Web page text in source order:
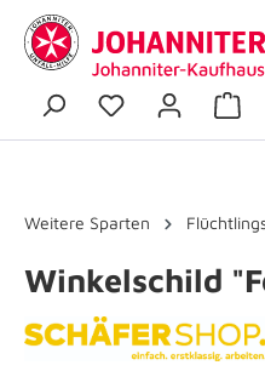
Weitere Sparten
Winkelschild